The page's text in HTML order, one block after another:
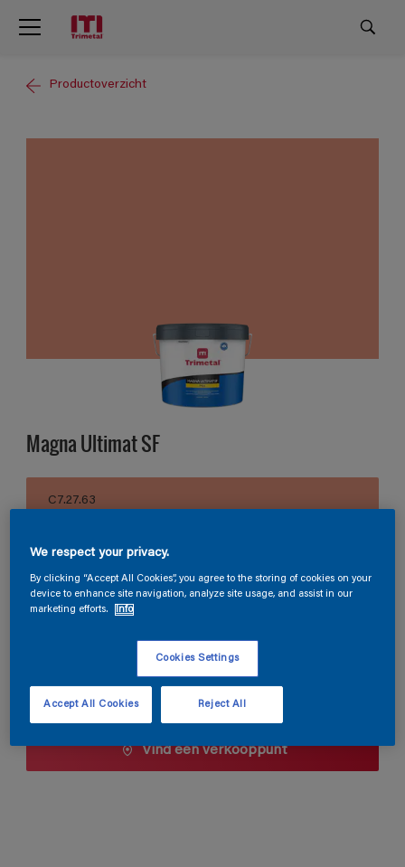
Productoverzicht
Magna Ultimat SF
C7.27.63
1 L 2,5 L 10 L
Verfcalculator
Bereken
Vind een verkooppunt
We respect your privacy.
By clicking “Accept All Cookies”, you agree to the storing of cookies on your
device to enhance site navigation, analyze site usage, and assist in our
marketing efforts.
Info
Cookies Settings
Reject All
Accept All Cookies